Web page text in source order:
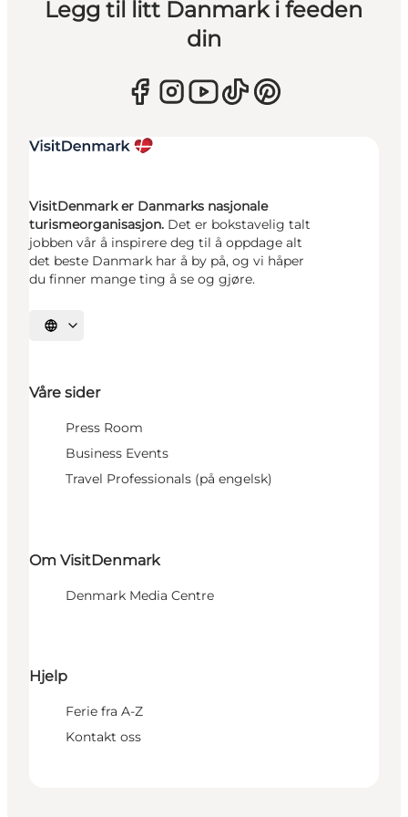
Legg til litt Danmark i feeden
din
VisitDenmark er Danmarks nasjonale
turismeorganisasjon. Det er bokstavelig talt
jobben vår å inspirere deg til å oppdage alt
det beste Danmark har å by på, og vi håper
du finner mange ting å se og gjøre.
Velg språk
Våre sider
Press Room
Business Events
Travel Professionals (på engelsk)
Om VisitDenmark
Denmark Media Centre
Hjelp
Ferie fra A-Z
Kontakt oss